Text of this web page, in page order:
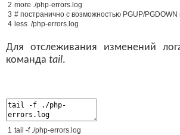
2
3
4
more ./php-errors. log
# постранично с возможностью PGUP/PGDOWN
less ./php-errors. log
Для отслеживания изменений
команда tail.
1 tail -f ./php-errors. log